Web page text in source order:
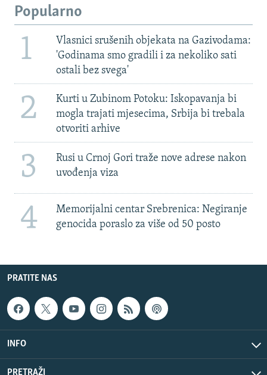
Popularno
1
Vlasnici srušenih objekata na Gazivodama:
'Godinama smo gradili i za nekoliko sati
ostali bez svega'
2
Kurti u Zubinom Potoku: Iskopavanja bi
mogla trajati mjesecima, Srbija bi trebala
otvoriti arhive
3
Rusi u Crnoj Gori traže nove adrese nakon
uvođenja viza
4
Memorijalni centar Srebrenica: Negiranje
genocida poraslo za više od 50 posto
PRATITE NAS
INFO
PRETRAŽI